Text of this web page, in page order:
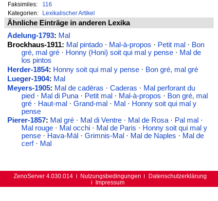
Faksimiles:
116
Kategorien:
Lexikalischer Artikel
Ähnliche Einträge in anderen Lexika
Adelung-1793: Mal
Brockhaus-1911: Mal pintado· Mal-à-propos · Petit mal · Bon
gré, mal gré· Honny (Honi) soit qui mal y pense· Mal de
los pintos
Herder-1854: Honny soit qui mal y pense· Bon gré, mal gré
Lueger-1904: Mal
Meyers-1905: Mal de cadēras · Caderas · Mal perforant du
pied· Mal di Puna· Petit mal· Mal-à-propos · Bon gré, mal
gré· Haut-mal· Grand-mal· Mal· Honny soit qui mal y
pense
Pierer-1857: Mal gré· Mal di Ventre· Mal de Rosa· Pal mal ·
Mal rouge· Mal occhi· Mal de Paris · Honny soit qui mal y
pense· Hava-Mál · Grimnis-Mal · Mal de Naples · Mal de
cerf· Mal
ZenoServer 4.030.014 Nutzungsbedingungen
Datenschutzerklärung
Impressum